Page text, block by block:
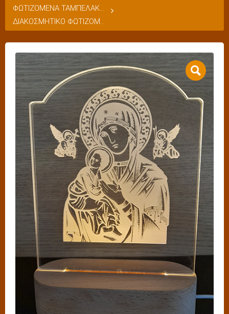
ΦΩΤΙΖΟΜΕΝΑ ΤΑΜΠΕΛΑΚΙΑ
ΔΙΑΚΟΣΜΗΤΙΚΟ ΦΩΤΙΖΟΜΕΝΟ ΜΕ ΒΑΣΗ HOLY MARY , ST-101